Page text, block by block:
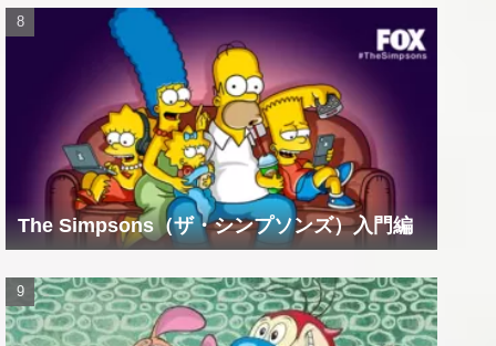
The Simpsons（ザ・シンプソンズ）入門編